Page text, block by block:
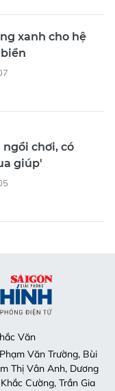
xanh cho hệ
chơi, có
giúp'
Văn
Văn Trường, Bùi
Thị Vân Anh, Dương
Cường, Trần Gia